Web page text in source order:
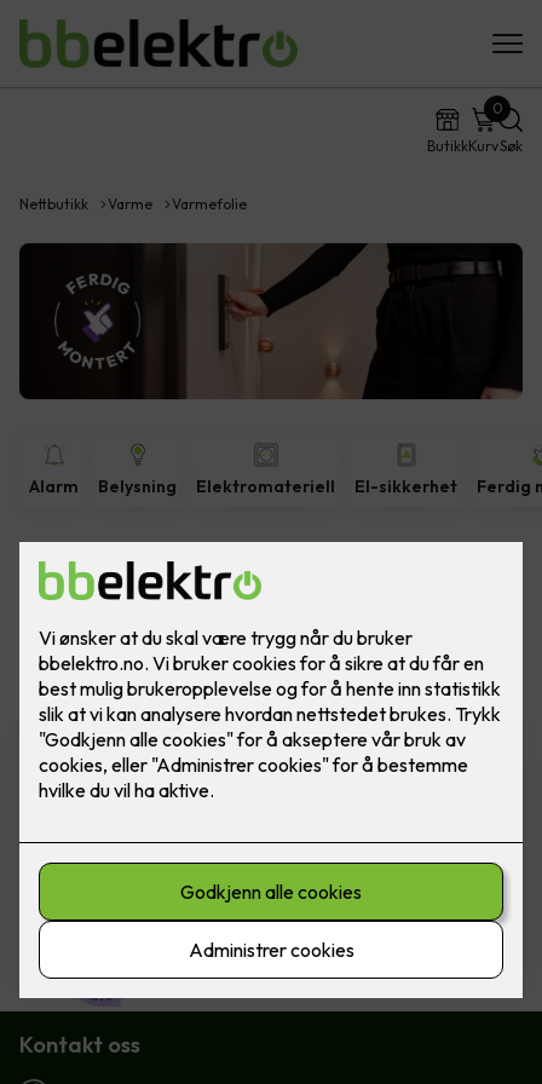
ButikkKurv
0
Søk
Nettbutikk Varme Varmefolie
Alarm Belysning Elektromateriell El-sikkerhet Ferdig
Vis flerefiltre
Varmefolie med
isolasjonsplate - Ferdig
Varmefolie 100cm som
Controls. Pris ferdig montert per kvm.
980,-
Kontakt oss